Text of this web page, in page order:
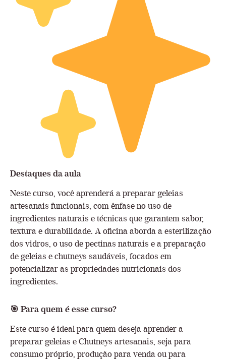
Destaques da aula
Neste curso, você aprenderá a preparar geleias
artesanais funcionais, com ênfase no uso de
ingredientes naturais e técnicas que garantem sabor,
textura e durabilidade. A oficina aborda a esterilização
dos vidros, o uso de pectinas naturais e a preparação
de geleias e chutneys saudáveis, focados em
potencializar as propriedades nutricionais dos
ingredientes.
🎯 Para quem é esse curso?
Este curso é ideal para quem deseja aprender a
preparar geleias e Chutneys artesanais, seja para
consumo próprio, produção para venda ou para